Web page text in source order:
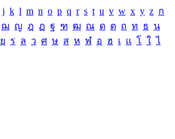
j k l m n o p q r s t u v w x y z ก
ฌ ญ ฎ ฏ ฐ ฑ ฒ ณ ด ต ถ ท ธ น
ย ร ล ว ศ ษ ส ห ฬ อ ฮ เ แ โ ใ ไ